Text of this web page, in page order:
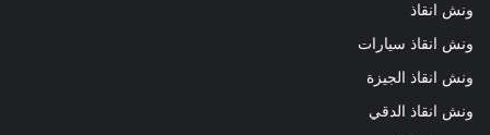
ونش انقاذ
ونش انقاذ سيارات
ونش انقاذ الجيزة
ونش انقاذ الدقي